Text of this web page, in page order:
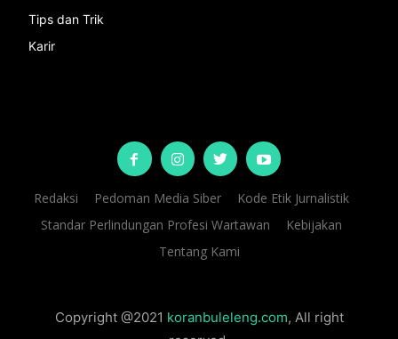
Tips dan Trik
Karir
Redaksi Pedoman Media Siber
Kode Etik Jurnalistik
Standar Perlindungan Profesi Wartawan
Kebijakan
Tentang Kami
Copyright @2021 koranbuleleng.com, All right